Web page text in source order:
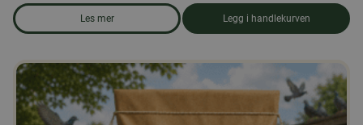
Les mer
om produkten Andefôr, pellets 25 kg
Legg i handlekurven